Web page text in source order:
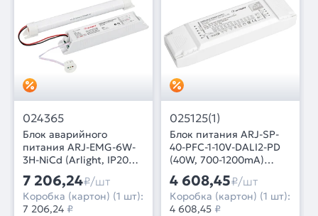
024365
Блок аварийного
питания ARJ-EMG-6W-
3H-NiCd (Arlight, IP20
Пластик, 2 года)
7 206,24₽/шт
Коробка (картон) (1 шт):
7 206,24 ₽
025125(1)
Блок питания ARJ-SP-
40-PFC-1-10V-DALI2-PD
(40W, 700-1200mA)
(Arlight, IP20 Пластик, 5
лет)
4 608,45₽/шт
Коробка (картон) (1 шт):
4 608,45 ₽